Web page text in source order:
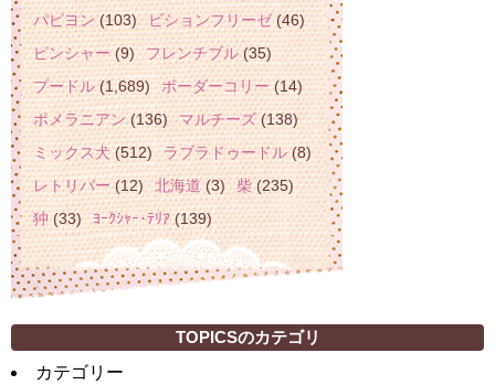
パピヨン(103) ビションフリーゼ(46)
ピンシャー(9) フレンチブル(35)
プードル(1,689) ボーダーコリー(14)
ポメラニアン(136) マルチーズ(138)
ミックス犬(512) ラブラドゥードル(8)
レトリバー(12) 北海道(3) 柴(235)
狆(33) ﾖｰｸｼｬｰ･ﾃﾘｱ(139)
TOPICSのカテゴリ
カテゴリー